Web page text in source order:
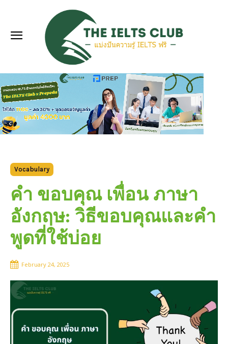
Vocabulary
คำ ขอบคุณ เพื่อน ภาษา
อังกฤษ: วิธีขอบคุณและคำ
พูดที่ใช้บ่อย
February 24, 2025